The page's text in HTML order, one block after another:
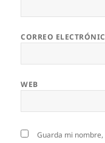
CORREO
WEB
Guarda mi